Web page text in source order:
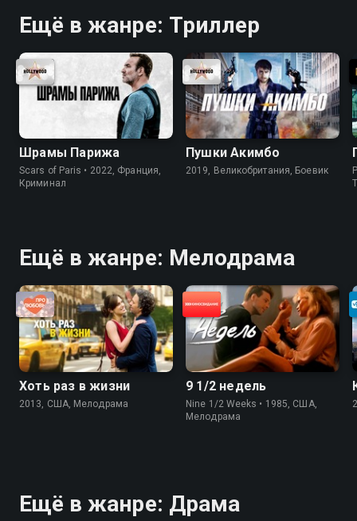
Ещё в жанре: Триллер
Шрамы Парижа
Scars of Paris • 2022, Франция,
Криминал
Пушки Акимбо
2019, Великобритания, Боевик
Ещё в жанре: Мелодрама
Хоть раз в жизни
2013, США, Мелодрама
9 1/2 недель
Nine 1/2 Weeks • 1985, США,
Мелодрама
Ещё в жанре: Драма